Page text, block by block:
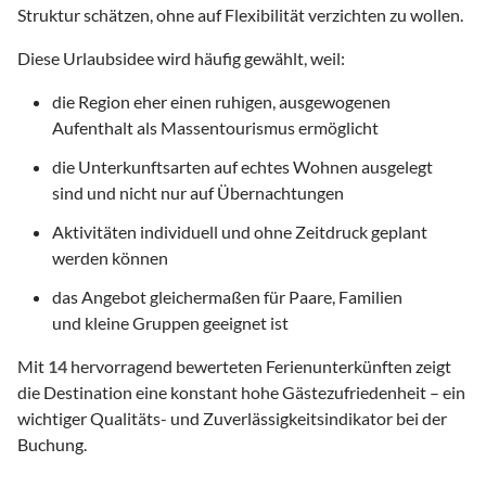
Struktur schätzen, ohne auf Flexibilität verzichten zu wollen.
Diese Urlaubsidee wird häufig gewählt, weil:
die Region eher einen ruhigen, ausgewogenen
Aufenthalt als Massentourismus ermöglicht
die Unterkunftsarten auf echtes Wohnen ausgelegt
sind und nicht nur auf Übernachtungen
Aktivitäten individuell und ohne Zeitdruck geplant
werden können
das Angebot gleichermaßen für Paare, Familien
und kleine Gruppen geeignet ist
Mit 14 hervorragend bewerteten Ferienunterkünften zeigt
die Destination eine konstant hohe Gästezufriedenheit – ein
wichtiger Qualitäts- und Zuverlässigkeitsindikator bei der
Buchung.